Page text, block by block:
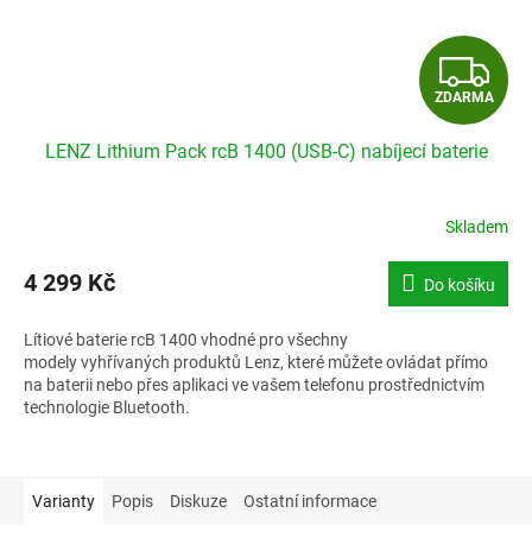
Z
D
A
R
M
A
ZDARMA
LENZ Lithium Pack rcB 1400 (USB-C) nabíjecí baterie
Skladem
4 299 Kč Do košíku
Lítiové baterie rcB 1400 vhodné pro všechny
modely vyhřívaných produktů Lenz, které můžete ovládat přímo
na baterii nebo přes aplikaci ve vašem telefonu prostřednictvím
technologie Bluetooth.
Varianty Popis Diskuze Ostatní informace